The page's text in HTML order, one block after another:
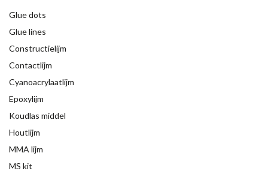
Glue dots
Glue lines
Constructielijm
Contactlijm
Cyanoacrylaatlijm
Epoxylijm
Koudlas middel
Houtlijm
MMA lijm
MS kit